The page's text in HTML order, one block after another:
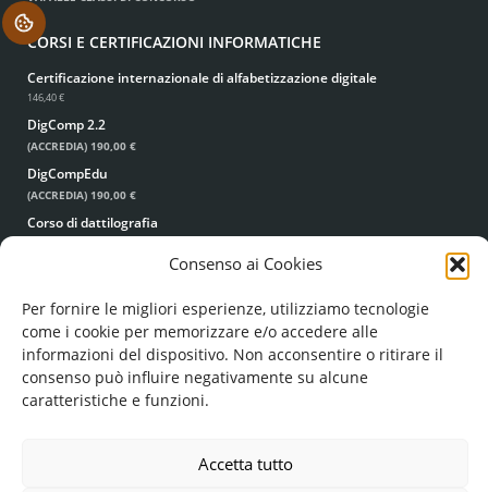
Consenso ai Cookies
Per fornire le migliori esperienze, utilizziamo tecnologie
come i cookie per memorizzare e/o accedere alle
informazioni del dispositivo. Non acconsentire o ritirare il
consenso può influire negativamente su alcune
caratteristiche e funzioni.
Accetta tutto
CORSI E CERTIFICAZIONI INFORMATICHE
Certificazione internazionale di alfabetizzazione digitale
146,40 €
DigComp 2.2
(ACCREDIA) 190,00 €
DigCompEdu
(ACCREDIA) 190,00 €
Corso di dattilografia
.